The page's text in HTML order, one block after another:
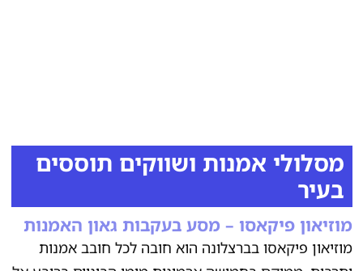
מסלולי אמנות ושווקים תוססים
בעיר
מוזיאון פיקאסו – מסע בעקבות גאון האמנות
מוזיאון פיקאסו בברצלונה הוא חובה לכל חובב אמנות